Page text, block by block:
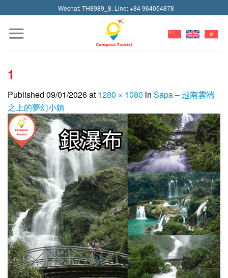
to
content
Wechat: TH8989_8. Line: +84 964054878
1
Published 09/01/2026at 1280 × 1080 in Sapa – 越南雲端
之上的夢幻小鎮